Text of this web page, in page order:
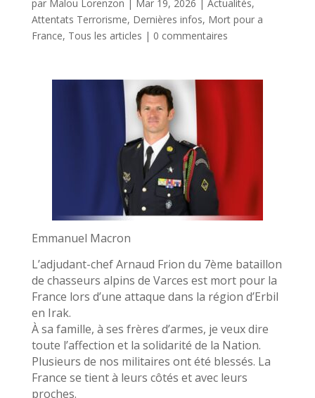
par Malou Lorenzon | Mar 19, 2026 | Actualités,
Attentats Terrorisme, Dernières infos, Mort pour a
France, Tous les articles | 0 commentaires
Emmanuel Macron
L’adjudant-chef Arnaud Frion du 7ème bataillon
de chasseurs alpins de Varces est mort pour la
France lors d’une attaque dans la région d’Erbil
en Irak.
À sa famille, à ses frères d’armes, je veux dire
toute l’affection et la solidarité de la Nation.
Plusieurs de nos militaires ont été blessés. La
France se tient à leurs côtés et avec leurs
proches.